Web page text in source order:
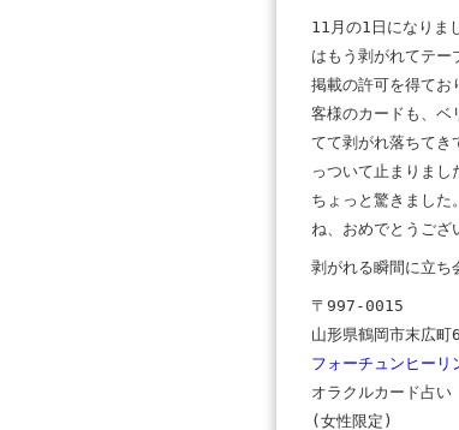
11月の1日になりま
はもう剥がれてテー
掲載の許可を得てお
客様のカードも、ベ
てて剥がれ落ちてき
っついて止まりまし
ちょっと驚きました
ね、おめでとうござ
剥がれる瞬間に立ち
〒997-0015
山形県鶴岡市末広
フォーチュンヒーリ
オラクルカード占い
(女性限定)